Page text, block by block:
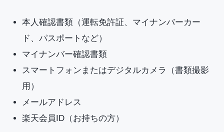
本人確認書類（運転免許証、マイナンバーカー
ド、パスポートなど）
マイナンバー確認書類
スマートフォンまたはデジタルカメラ（書類撮影
用）
メールアドレス
楽天会員ID（お持ちの方）